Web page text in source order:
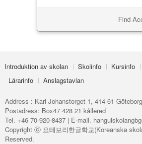
Find
Introduktion av skolan Skolinfo Kursinfo
Lärarinfo
Anslagstavlan
Address : Karl Johanstorget 1, 414 61 Göteborg
Postadress: Box47 428 21 kållered
Tel. +46 70-920-8437 | E-mail.
Copyright ⓒ 요테보리한글학교(Koreanska
Reserved.
Anslagstavlan